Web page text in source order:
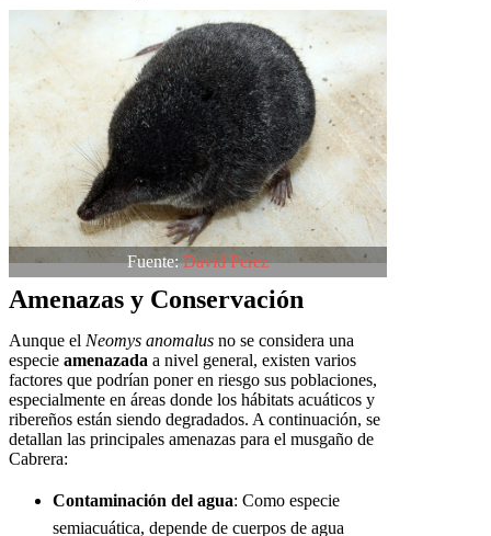
Fuente:David Perez
Amenazas y Conservación
Aunque el Neomys anomalus no se considera una
especie amenazada a nivel general, existen varios
factores que podrían poner en riesgo sus poblaciones,
especialmente en áreas donde los hábitats acuáticos y
ribereños están siendo degradados. A continuación, se
detallan las principales amenazas para el musgaño de
Cabrera:
Contaminación del agua: Como especie
semiacuática, depende de cuerpos de agua